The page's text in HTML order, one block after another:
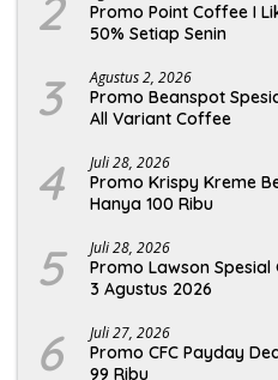
2
Promo Point Coffee I
50% Setiap Senin
3 Agustus 2, 2026
Promo Beanspot
All Variant Coffee
4 Juli 28, 2026
Promo Krispy Kreme
Hanya 100 Ribu
5 Juli 28, 2026
Promo Lawson
3 Agustus 2026
6 Juli 27, 2026
Promo CFC Payday
99 Ribu